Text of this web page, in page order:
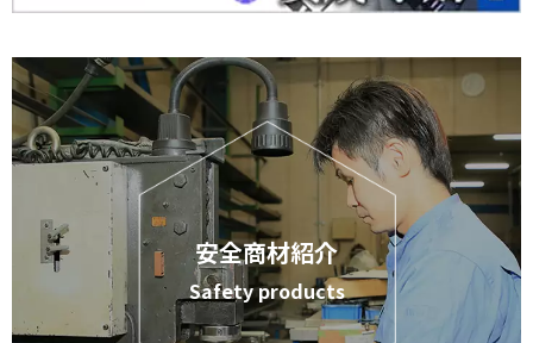
安全商材紹介
Safety products